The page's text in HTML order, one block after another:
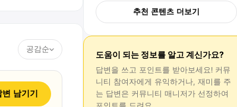
공감순
변 남기기
추천 콘텐츠 더보기
도움이 되는 정보를 알고 계신가요?
답변 을 쓰고 포인트를 받아보세요! 커뮤
니티 참여자에게 유익하거나, 재미를 주
는 답변 은 커뮤니티 매니저가 선정하여